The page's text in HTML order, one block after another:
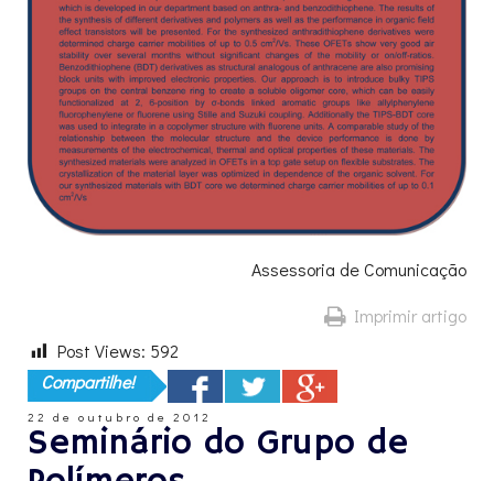
Assessoria de Comunicação
Imprimir artigo
Post Views: 592
Compartilhe!
22 de outubro de 2012
Seminário do Grupo de